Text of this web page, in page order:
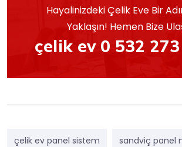
Hayalinizdeki Çelik Eve Bir
Yaklaşın! Hemen Bize
çelik ev 0 532
çelik ev panel sistem
sandviç panel